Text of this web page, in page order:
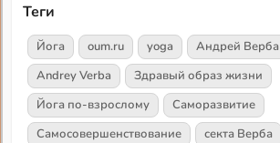
Теги
Йога oum.ru yoga
Андрей Верба
Andrey Verba
Здравый образ жизни
Йога по-взрослому
Саморазвитие
Самосовершенствование
секта Верба